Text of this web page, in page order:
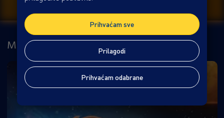
MOŽDA ĆE VAS ZANIMATI
Prihvaćam odabrane
Prilagodi
Prihvaćam sve